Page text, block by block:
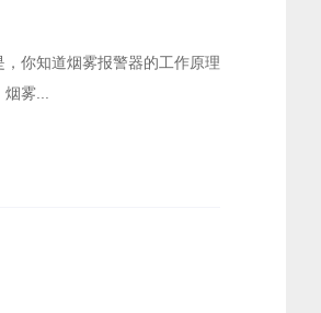
你知道烟雾报警器的工作原理
雾...